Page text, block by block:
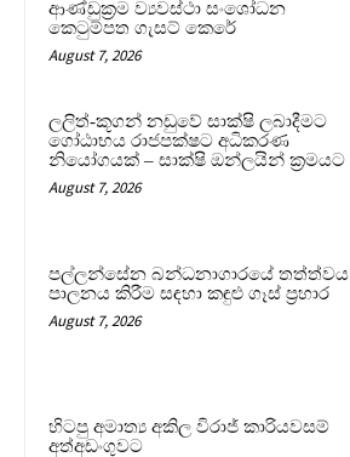
ආණ්ඩුක්‍රම ව්‍යවස්ථා සංශෝධන
කෙටුම්පත ගැසට් කෙරේ
August 7, 2026
ලලිත්-කූගන් නඩුවේ සාක්ෂි ලබාදීමට
ගෝඨාභය රාජපක්ෂට අධිකරණ
නියෝගයක් – සාක්ෂි ඔන්ලයින් ක්‍රමයට
August 7, 2026
පල්ලන්සේන බන්ධනාගාරයේ තත්ත්වය
පාලනය කිරීම සඳහා කඳුළු ගෑස් ප්‍රහාර
August 7, 2026
හිටපු අමාත්‍ය අකිල විරාජ් කාරියවසම්
අත්අඩංගුවට